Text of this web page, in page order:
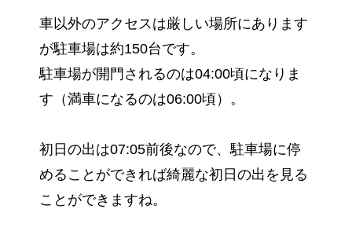
車以外のアクセスは厳しい場所にあります
が駐車場は約150台です。
駐車場が開門されるのは04:00頃になりま
す（満車になるのは06:00頃）。
初日の出は07:05前後なので、駐車場に停
めることができれば綺麗な初日の出を見る
ことができますね。